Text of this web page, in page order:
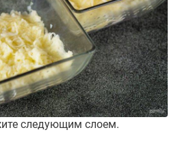
следующим слоем.